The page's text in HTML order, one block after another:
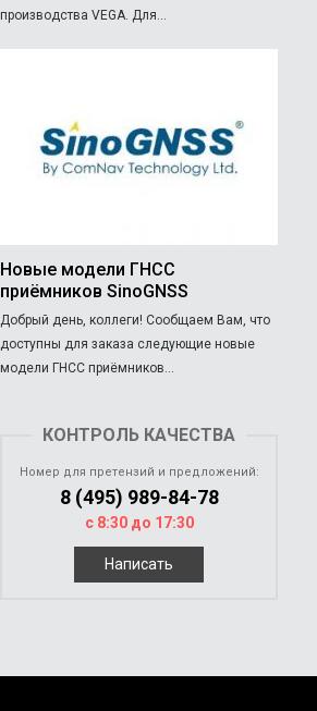
производства VEGA. Для...
Новые модели ГНСС
приёмников SinoGNSS
Добрый день, коллеги! Сообщаем Вам, что
доступны для заказа следующие новые
модели ГНСС приёмников...
КОНТРОЛЬ КАЧЕСТВА
Номер для претензий и предложений:
8 (495) 989-84-78
с 8:30 до 17:30
Написать